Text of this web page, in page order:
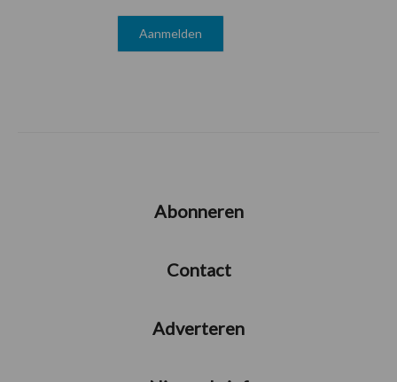
Abonneren
Contact
Adverteren